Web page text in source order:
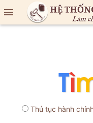

Thủ tục hành